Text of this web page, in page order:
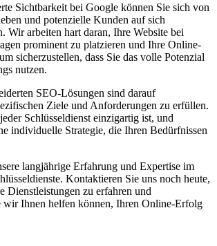
Sichtbarkeit bei Google können Sie sich von
und potenzielle Kunden auf sich
Wir arbeiten hart daran, Ihre Website bei
prominent zu platzieren und Ihre Online-
sicherzustellen, dass Sie das volle Potenzial
nutzen.
SEO-Lösungen sind darauf
Ziele und Anforderungen zu erfüllen.
Schlüsseldienst einzigartig ist, und
individuelle Strategie, die Ihren Bedürfnissen
langjährige Erfahrung und Expertise im
Kontaktieren Sie uns noch heute,
Dienstleistungen zu erfahren und
wir Ihnen helfen können, Ihren Online-Erfolg